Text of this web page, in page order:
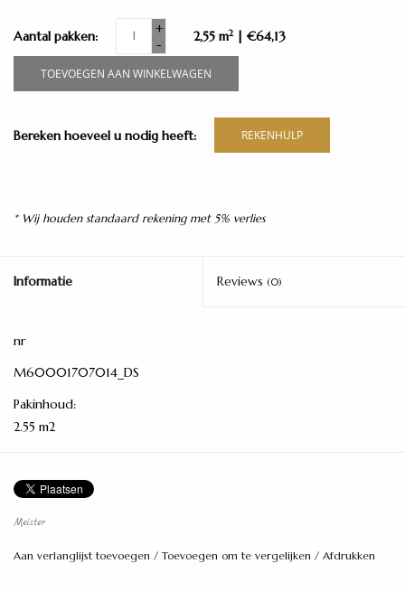
Aantal pakken:
+
-
2,55 m2 | €64,13
TOEVOEGEN AAN WINKELWAGEN
Bereken hoeveel u nodig heeft: REKENHULP
* Wij houden standaard rekening met 5% verlies
Informatie Reviews (0)
nr
M60001707014_DS
Pakinhoud:
2.55 m2
1,288 meter
Meister
Aan verlanglijst toevoegen /Toevoegen om te vergelijken / Afdrukken